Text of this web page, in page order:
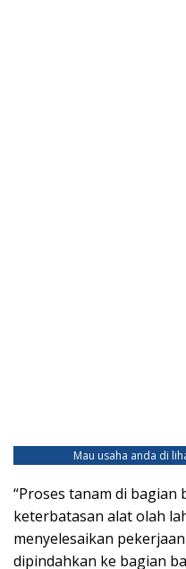
Mau usaha anda di
“Proses tanam di bagian
keterbatasan alat olah
menyelesaikan
dipindahkan ke bagian